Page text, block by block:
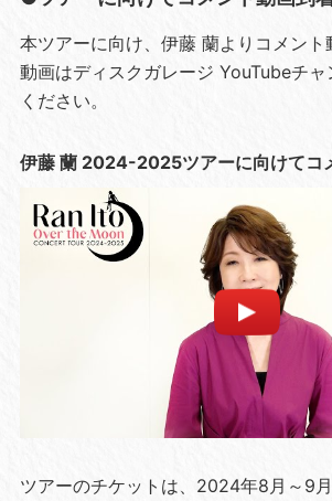
本ツアーに向け、伊藤 蘭よりコメント
動画はディスクガレージ YouTubeチ
ください。
伊藤 蘭 2024-2025ツアーに向けてコ
ツアーのチケットは、2024年8月～9